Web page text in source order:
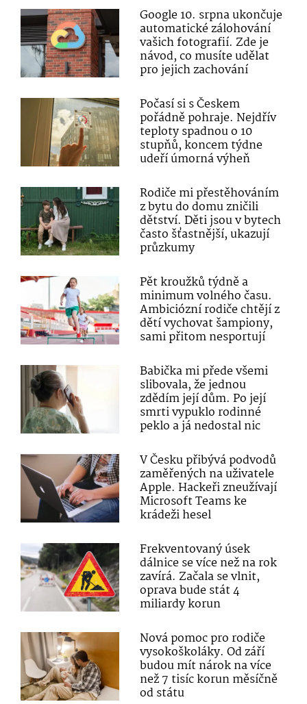
Google 10. srpna ukončuje
automatické zálohování
vašich fotografií. Zde je
návod, co musíte udělat
pro jejich zachování
Počasí si s Českem
pořádně pohraje. Nejdřív
teploty spadnou o 10
stupňů, koncem týdne
udeří úmorná výheň
Rodiče mi přestěhováním
z bytu do domu zničili
dětství. Děti jsou v bytech
často šťastnější, ukazují
průzkumy
Pět kroužků týdně a
minimum volného času.
Ambiciózní rodiče chtějí z
dětí vychovat šampiony,
sami přitom nesportují
Babička mi přede všemi
slibovala, že jednou
zdědím její dům. Po její
smrti vypuklo rodinné
peklo a já nedostal nic
V Česku přibývá podvodů
zaměřených na uživatele
Apple. Hackeři zneužívají
Microsoft Teams ke
krádeži hesel
Frekventovaný úsek
dálnice se více než na rok
zavírá. Začala se vlnit,
oprava bude stát 4
miliardy korun
Nová pomoc pro rodiče
vysokoškoláky. Od září
budou mít nárok na více
než 7 tisíc korun měsíčně
od státu